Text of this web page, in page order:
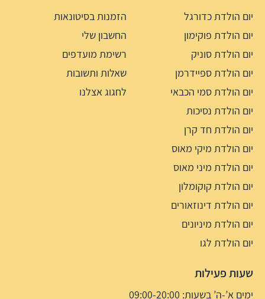
יום הולדת כדורגל
יום הולדת פוקימון
יום הולדת סוניק
יום הולדת ספיידרמן
יום הולדת סמי הכבאי
יום הולדת נסיכות
יום הולדת חד קרן
יום הולדת מיקי מאוס
יום הולדת מיני מאוס
יום הולדת קוקומלון
יום הולדת דינוזאורים
יום הולדת מיניונים
יום הולדת לגו
הזמנות בסיטונאות
החשבון שלי
רשימת מועדפים
שאלות ותשובות
לחגוג אצלנו
שעות פעילות
ימים א’-ה’ בשעות: 09:00-20:00